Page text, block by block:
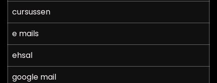
cursussen
e mails
ehsal
google mail